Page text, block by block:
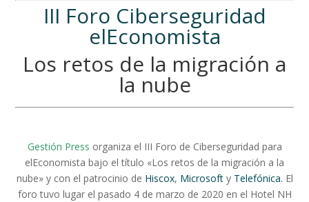
III Foro Ciberseguridad
elEconomista
Los retos de la migración a
la nube
Gestión Press organiza el III Foro de Ciberseguridad para
elEconomista bajo el título «Los retos de la migración a la
nube» y con el patrocinio de Hiscox, Microsofty Telefónica. El
foro tuvo lugar el pasado 4 de marzo de 2020 en el Hotel NH